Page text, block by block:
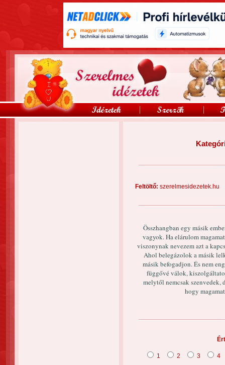
Feltöltő:
Összhangban egy másik
vagyok. Ha elárulom
viszonynak nevezem azt a
Ahol belegázolok a másik
másik befogadjon. És nem
függővé válok,
melytől nemcsak szenvedek,
hogy
1 2 3 4